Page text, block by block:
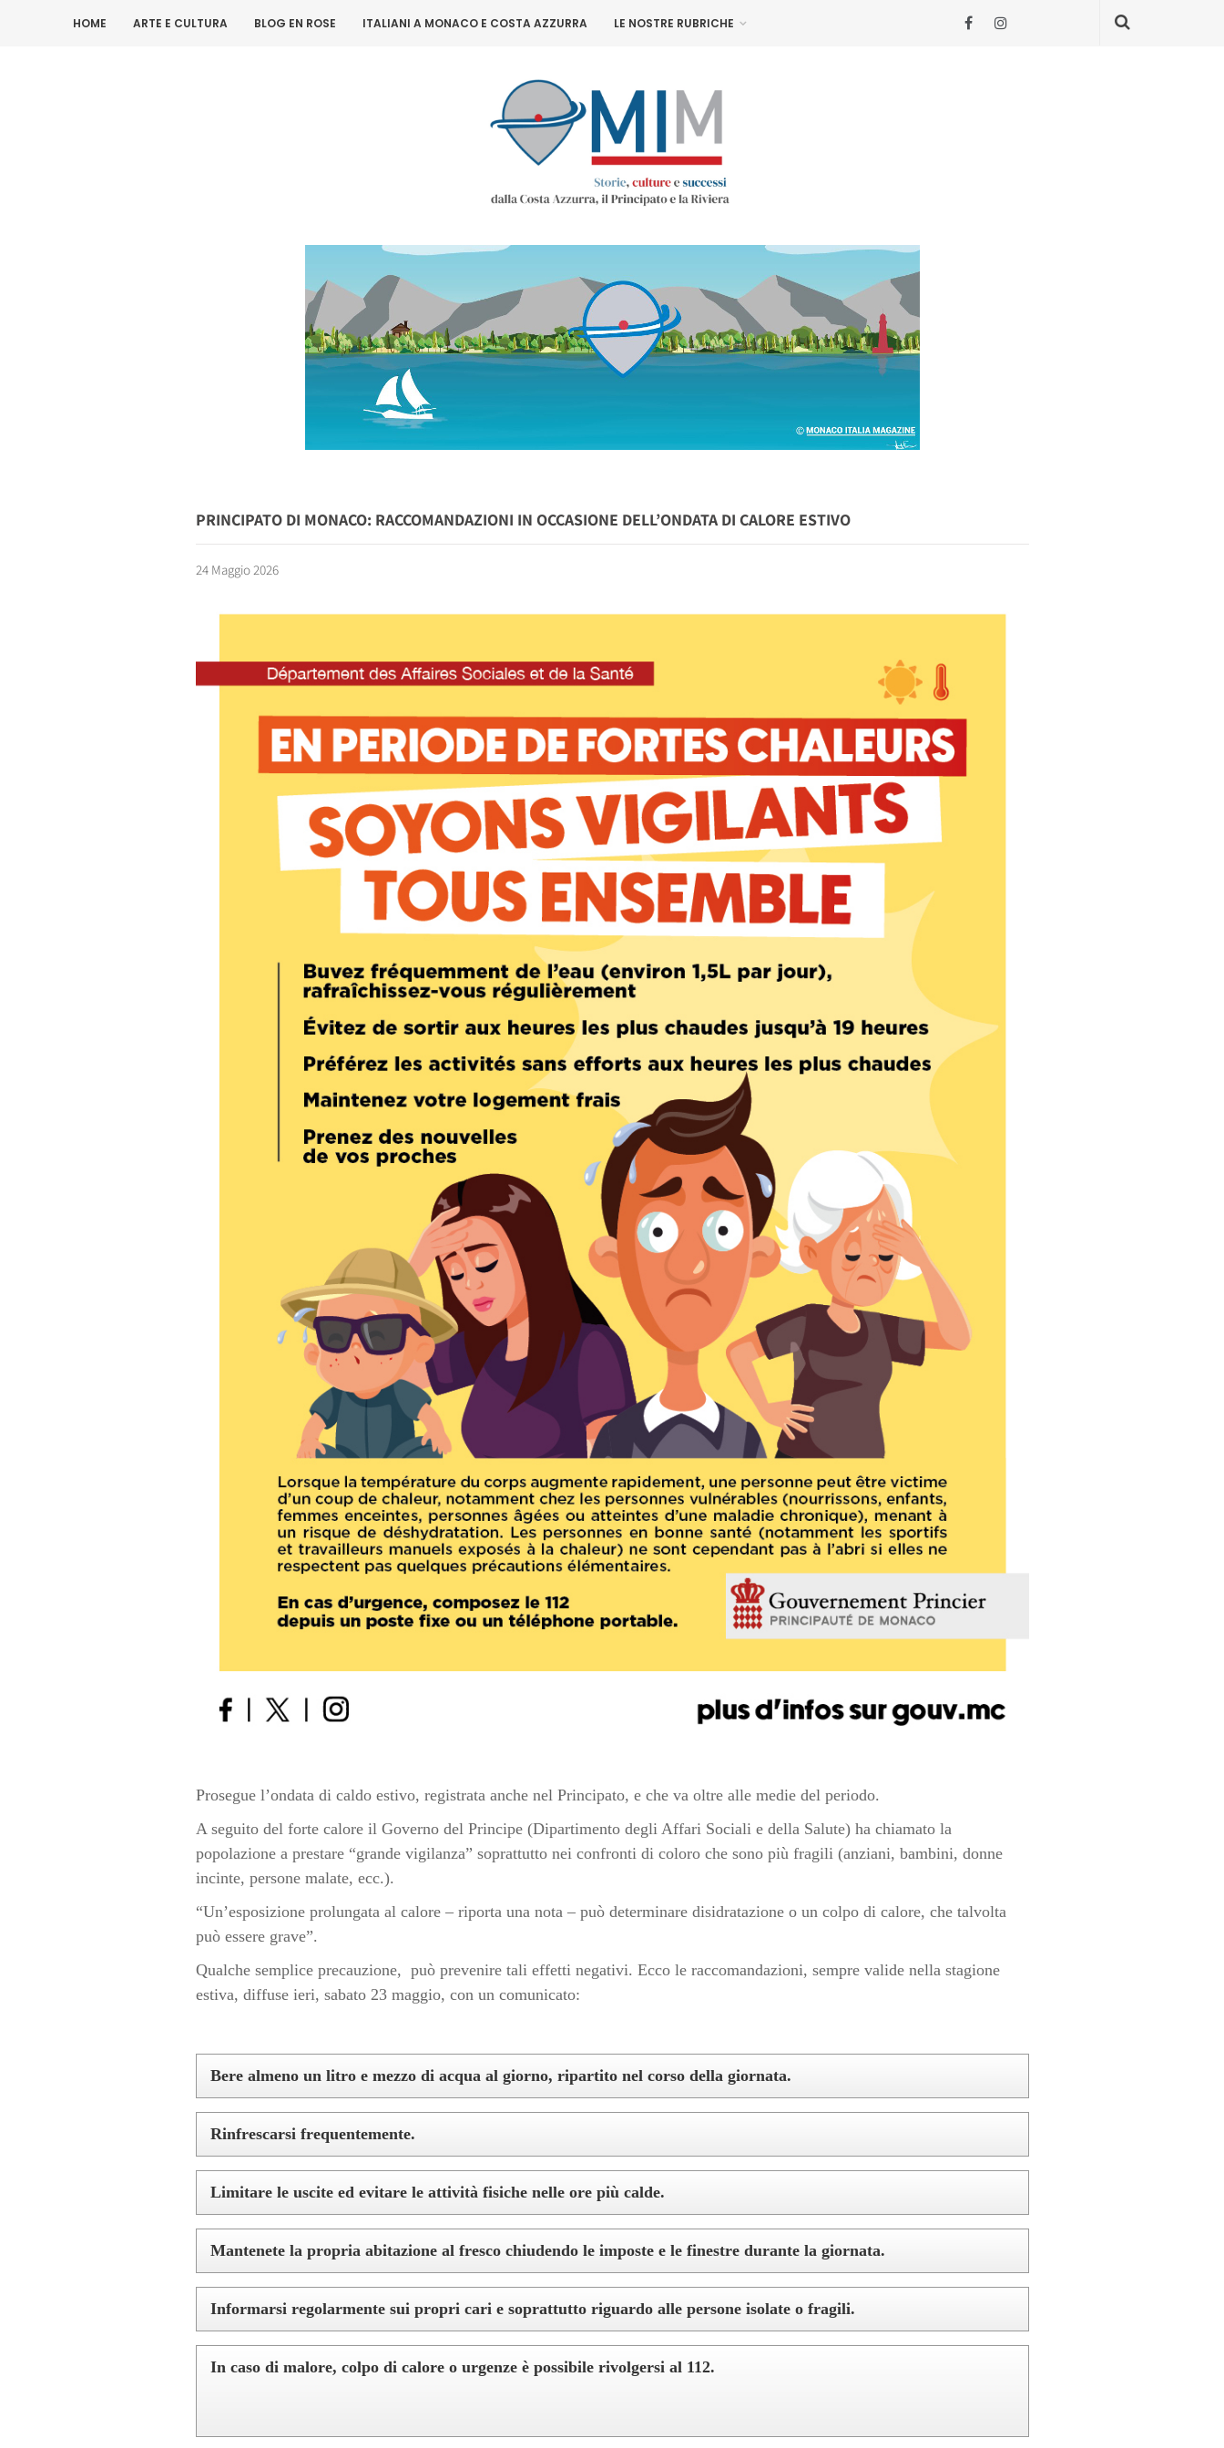
HOME ARTE E CULTURA BLOG EN ROSE ITALIANI A MONACO E COSTA AZZURRA LE NOSTRE RUBRICHE
PRINCIPATO DI MONACO: RACCOMANDAZIONI IN OCCASIONE DELL’ONDATA DI CALORE ESTIVO
24 Maggio 2026
Prosegue l’ondata di caldo estivo, registrata anche nel Principato, e che va oltre alle medie del periodo.
A seguito del forte calore il Governo del Principe (Dipartimento degli Affari Sociali e della Salute) ha chiamato la
popolazione a prestare “grande vigilanza” soprattutto nei confronti di coloro che sono più fragili (anziani, bambini, donne
incinte, persone malate, ecc.).
“Un’esposizione prolungata al calore – riporta una nota – può determinare disidratazione o un colpo di calore, che talvolta
può essere grave”.
Qualche semplice precauzione, può prevenire tali effetti negativi. Ecco le raccomandazioni, sempre valide nella stagione
estiva, diffuse ieri, sabato 23 maggio, con un comunicato:
Bere almeno un litro e mezzo di acqua al giorno, ripartito nel corso della giornata.
Rinfrescarsi frequentemente.
Limitare le uscite ed evitare le attività fisiche nelle ore più calde.
Mantenete la propria abitazione al fresco chiudendo le imposte e le finestre durante la giornata.
Informarsi regolarmente sui propri cari e soprattutto riguardo alle persone isolate o fragili.
In caso di malore, colpo di calore o urgenze è possibile rivolgersi al 112.